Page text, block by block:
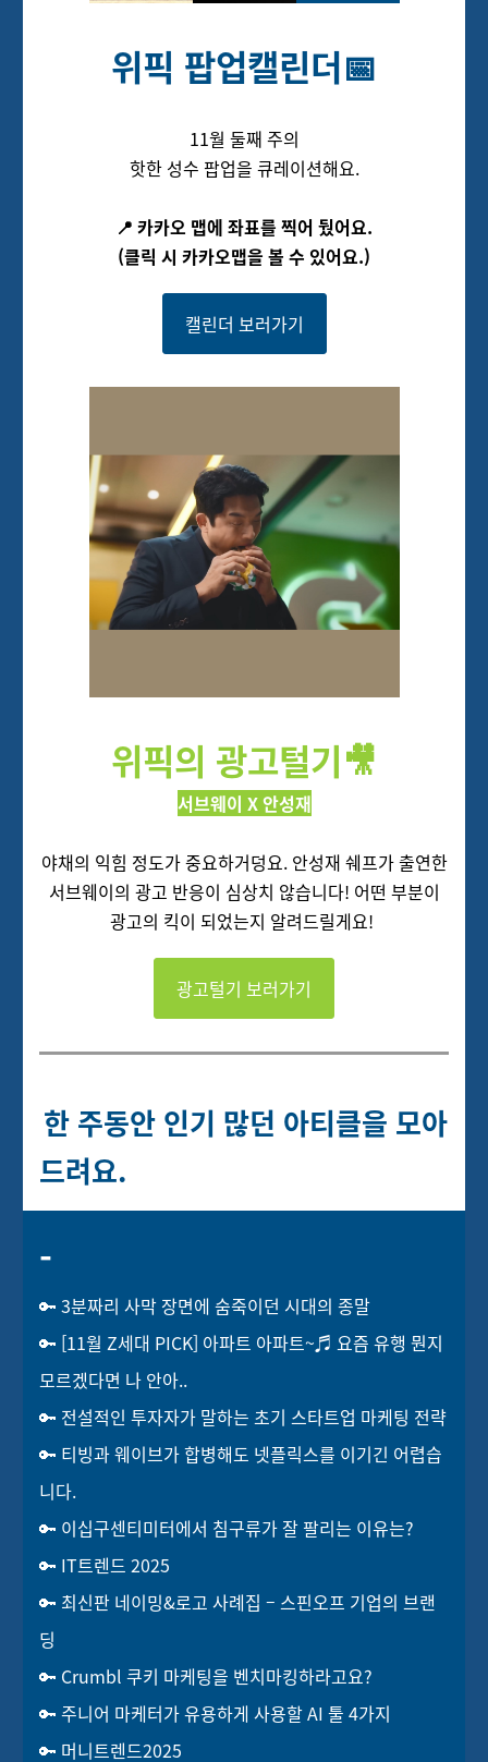
위픽 팝업캘린더📅
11월 둘째 주의
핫한 성수 팝업을 큐레이션해요.
📍 카카오 맵에 좌표를 찍어 뒀어요.
(클릭 시 카카오맵을 볼 수 있어요.)
캘린더 보러가기
위픽의 광고털기🎥
서브웨이 X 안성재
야채의 익힘 정도가 중요하거덩요. 안성재 쉐프가 출연한
서브웨이의 광고 반응이 심상치 않습니다! 어떤 부분이
광고의 킥이 되었는지 알려드릴게요!
광고털기 보러가기
한 주동안 인기 많던 아티클을 모아
드려요.
-
🔑 3분짜리 사막 장면에 숨죽이던 시대의 종말
🔑 [11월 Z세대 PICK] 아파트 아파트~♬ 요즘 유행 뭔지
모르겠다면 나 안아..
🔑 전설적인 투자자가 말하는 초기 스타트업 마케팅 전략
🔑 티빙과 웨이브가 합병해도 넷플릭스를 이기긴 어렵습
니다.
🔑 이십구센티미터에서 침구류가 잘 팔리는 이유는?
🔑 IT트렌드 2025
🔑 최신판 네이밍&로고 사례집 – 스핀오프 기업의 브랜
딩
🔑 Crumbl 쿠키 마케팅을 벤치마킹하라고요?
🔑 주니어 마케터가 유용하게 사용할 AI 툴 4가지
🔑 머니트렌드2025